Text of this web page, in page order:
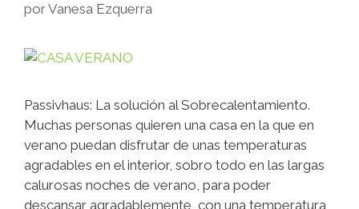
porVanesa Ezquerra
Passivhaus: La solución al Sobrecalentamiento.
Muchas personas quieren una casa en la que en
verano puedan disfrutar de unas temperaturas
agradables en el interior, sobro todo en las largas
calurosas noches de verano, para poder
descansar agradablemente, con una temperatura